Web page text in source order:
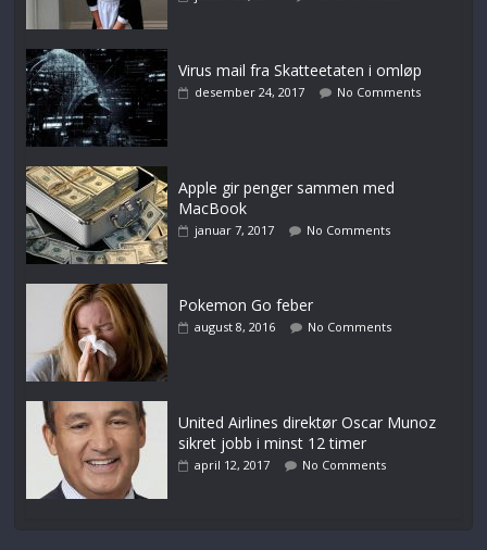
Virus mail fra Skatteetaten i omløp
desember 24, 2017 No Comments
Apple gir penger sammen med
MacBook
januar 7, 2017 No Comments
Pokemon Go feber
august 8, 2016 No Comments
United Airlines direktør Oscar Munoz
sikret jobb i minst 12 timer
april 12, 2017 No Comments